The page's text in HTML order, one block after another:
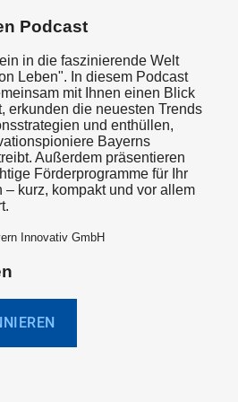
Podcast
in die faszinierende Welt
Leben". In diesem Podcast
mit Ihnen einen Blick
erkunden die neuesten Trends
und enthüllen,
Bayerns
Außerdem präsentieren
Förderprogramme für Ihr
– kurz, kompakt und vor allem
Innovativ GmbH